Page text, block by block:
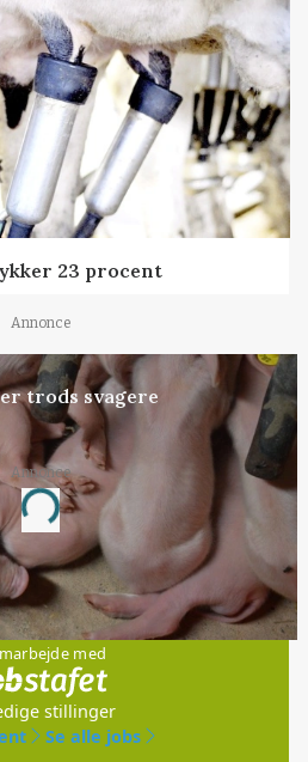
23 procent
Annonce
trods svagere
Annonce
Loading...
Jobs
med
stillinger
Se alle jobs